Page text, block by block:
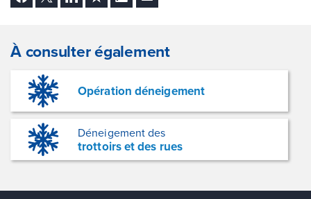
À consulter également
Opération déneigement
Déneigement des
trottoirs et des rues